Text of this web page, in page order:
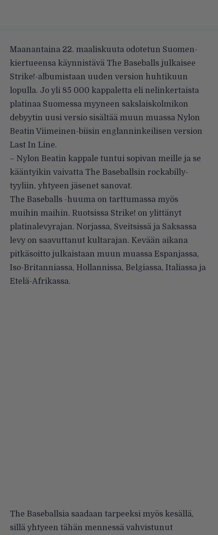
Maanantaina 22. maaliskuuta odotetun Suomen-
kiertueensa käynnistävä The Baseballs julkaisee
Strike!-albumistaan uuden version huhtikuun
lopulla. Jo yli 85 000 kappaletta eli nelinkertaista
platinaa Suomessa myyneen sakslaiskolmikon
debyytin uusi versio sisältää muun muassa Nylon
Beatin Viimeinen-biisin englanninkeilisen version
Last In Line.
– Nylon Beatin kappale tuntui sopivan meille ja se
kääntyikin vaivatta The Baseballsin rockabilly-
tyyliin, yhtyeen jäsenet sanovat.
The Baseballs -huuma on tarttumassa myös
muihin maihin. Ruotsissa Strike! on ylittänyt
platinalevyrajan. Norjassa, Sveitsissä ja Saksassa
levy on saavuttanut kultarajan. Kevään aikana
pitkäsoitto julkaistaan muun muassa Espanjassa,
Iso-Britanniassa, Hollannissa, Belgiassa, Italiassa ja
Etelä-Afrikassa.
The Baseballsia saadaan tarpeeksi myös kesällä,
sillä yhtyeen tähän mennessä vahvistunut